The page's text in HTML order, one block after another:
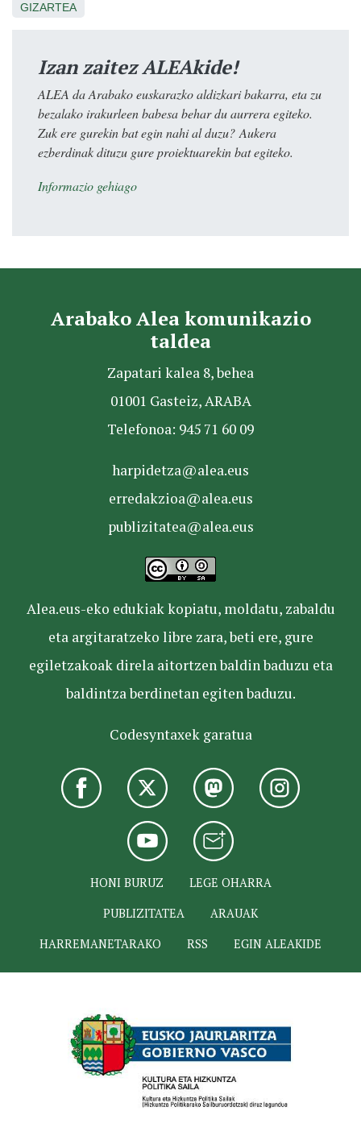
GIZARTEA
Izan zaitez ALEAkide!
ALEA da Arabako euskarazko aldizkari bakarra, eta zu
bezalako irakurleen babesa behar du aurrera egiteko.
Zuk ere gurekin bat egin nahi al duzu? Aukera
ezberdinak dituzu gure proiektuarekin bat egiteko.
Informazio gehiago
Arabako Alea komunikazio
taldea
Zapatari kalea 8, behea
01001 Gasteiz, ARABA
Telefonoa: 945 71 60 09
harpidetza@alea.eus
erredakzioa@alea.eus
publizitatea@alea.eus
Alea.eus-eko edukiak kopiatu, moldatu, zabaldu
eta argitaratzeko libre zara, beti ere, gure
egiletzakoak direla aitortzen baldin baduzu eta
baldintza berdinetan egiten baduzu.
Codesyntaxek garatua
HONI BURUZ
LEGE OHARRA
PUBLIZITATEA
ARAUAK
HARREMANETARAKO
RSS EGIN ALEAKIDE